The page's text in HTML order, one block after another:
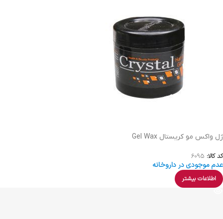
ژل واکس مو کریستال Gel Wax
کد کالا: 6095
عدم موجودی در داروخانه
اطلاعات بیشتر